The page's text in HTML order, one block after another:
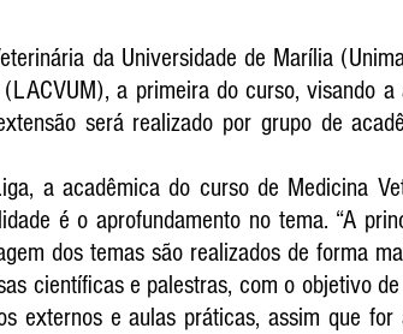
da Universidade de Marília
a primeira do curso, visando a
será realizado por grupo de
a acadêmica do curso de Medicina
é o aprofundamento no tema. “A
dos temas são realizados de forma
científicas e palestras, com o objetivo
externos e aulas práticas, assim que for